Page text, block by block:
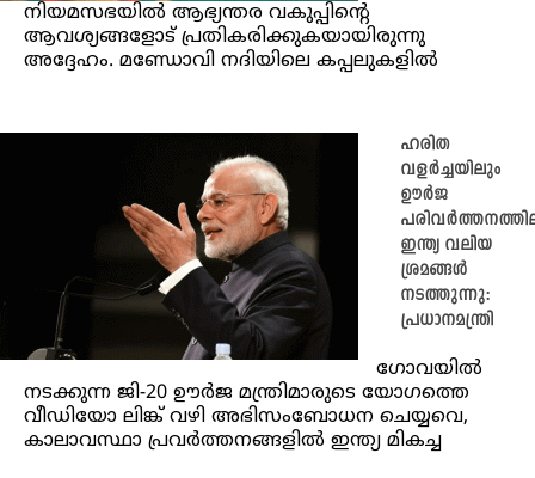
നിയമസഭയിൽ ആഭ്യന്തര വകുപ്പിന്റെ
ആവശ്യങ്ങളോട് പ്രതികരിക്കുകയായിരുന്നു
അദ്ദേഹം. മണ്ഡോവി നദിയിലെ കപ്പലുകളിൽ
ഹരിത
വളര്‍ച്ചയിലും
ഊര്‍ജ
ഇന്ത്യ വലിയ
ശ്രമങ്ങള്‍
നടത്തുന്നു:
പ്രധാനമന്ത്രി
ഗോവയില്‍
നടക്കുന്ന ജി-20 ഊര്‍ജ മന്ത്രിമാരുടെ യോഗത്തെ
വീഡിയോ ലിങ്ക് വഴി അഭിസംബോധന ചെയ്യവെ,
കാലാവസ്ഥാ പ്രവര്‍ത്തനങ്ങളില്‍ ഇന്ത്യ മികച്ച